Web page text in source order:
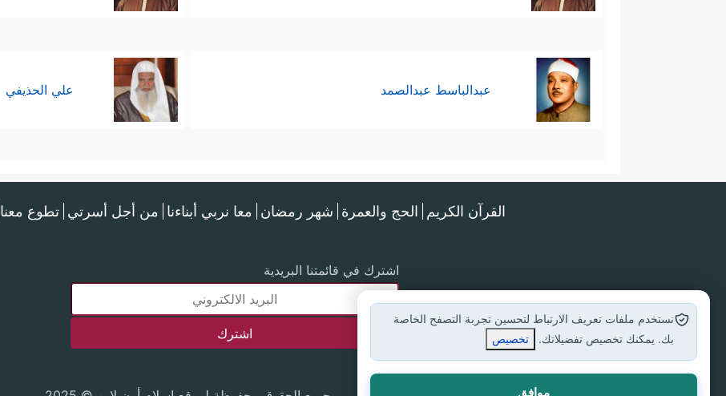
عبدالباسط عبدالصمد علي الحذيفي
القرآن الكريم الحج والعمرة شهر رمضان معا نربي أبناءنا من أجل أسرتي تطوع معنا
اشترك في قائمتنا البريدية
نستخدم ملفات تعريف الارتباط لتحسين تجربة التصفح الخاصة
بك. يمكنك تخصيص تفضيلاتك.
تخصيص
موافق